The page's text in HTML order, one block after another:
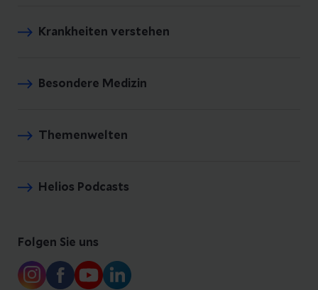
Krankheiten verstehen
Besondere Medizin
Themenwelten
Helios Podcasts
Folgen Sie uns